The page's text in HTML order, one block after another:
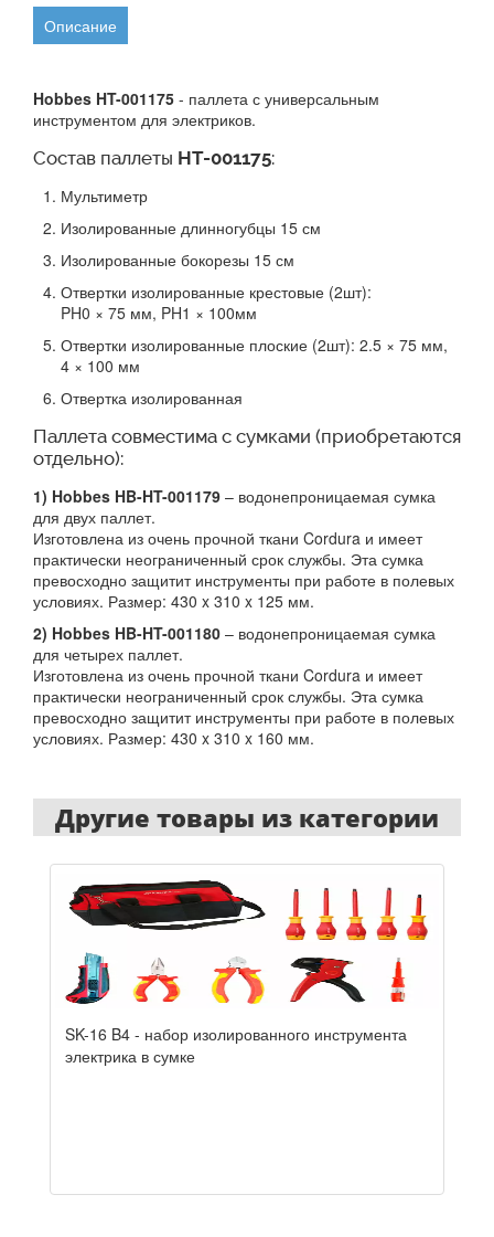
Описание
Hobbes HT-001175 - паллета с универсальным
инструментом для электриков.
Состав паллеты HT-001175:
Мультиметр
Изолированные длинногубцы 15 см
Изолированные бокорезы 15 см
Отвертки изолированные крестовые (2шт):
PH0 × 75 мм, PH1 × 100мм
Отвертки изолированные плоские (2шт): 2.5 × 75 мм,
4 × 100 мм
Отвертка изолированная
Паллета совместима с сумками (приобретаются
отдельно):
1) Hobbes HB-HT-001179 – водонепроницаемая сумка
для двух паллет.
Изготовлена из очень прочной ткани Cordura и имеет
практически неограниченный срок службы. Эта сумка
превосходно защитит инструменты при работе в полевых
условиях. Размер: 430 x 310 x 125 мм.
2) Hobbes HB-HT-001180 – водонепроницаемая сумка
для четырех паллет.
Изготовлена из очень прочной ткани Cordura и имеет
практически неограниченный срок службы. Эта сумка
превосходно защитит инструменты при работе в полевых
условиях. Размер: 430 x 310 x 160 мм.
Другие товары из категории
SK-16 B4 - набор изолированного инструмента
электрика в сумке